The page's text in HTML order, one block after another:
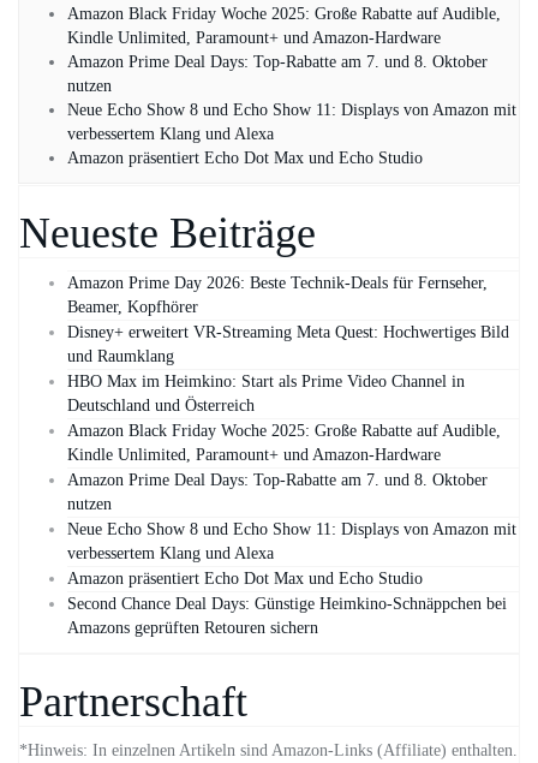
Amazon Black Friday Woche 2025: Große Rabatte auf Audible,
Kindle Unlimited, Paramount+ und Amazon‑Hardware
Amazon Prime Deal Days: Top-Rabatte am 7. und 8. Oktober
nutzen
Neue Echo Show 8 und Echo Show 11: Displays von Amazon mit
verbessertem Klang und Alexa
Amazon präsentiert Echo Dot Max und Echo Studio
Neueste Beiträge
Amazon Prime Day 2026: Beste Technik-Deals für Fernseher,
Beamer, Kopfhörer
Disney+ erweitert VR‑Streaming Meta Quest: Hochwertiges Bild
und Raumklang
HBO Max im Heimkino: Start als Prime Video Channel in
Deutschland und Österreich
Amazon Black Friday Woche 2025: Große Rabatte auf Audible,
Kindle Unlimited, Paramount+ und Amazon‑Hardware
Amazon Prime Deal Days: Top-Rabatte am 7. und 8. Oktober
nutzen
Neue Echo Show 8 und Echo Show 11: Displays von Amazon mit
verbessertem Klang und Alexa
Amazon präsentiert Echo Dot Max und Echo Studio
Second Chance Deal Days: Günstige Heimkino-Schnäppchen bei
Amazons geprüften Retouren sichern
Partnerschaft
*Hinweis: In einzelnen Artikeln sind Amazon-Links (Affiliate) enthalten.